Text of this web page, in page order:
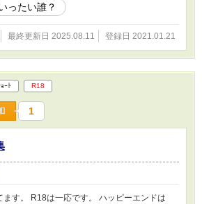
ったい誰？
最終更新日 2025.08.11 登録日 2021.01.21
ｰﾄ R18
1
す。 R18は一応です。 ハッピーエンドは